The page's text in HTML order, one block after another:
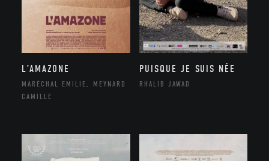
L’AMAZONE
MARÉCHAL EMILIE, MEYNARD
CAMILLE
PUISQUE JE SUIS NÉE
RHALIB JAWAD